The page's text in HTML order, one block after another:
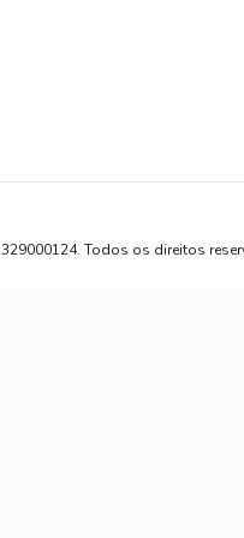
Todos os direitos